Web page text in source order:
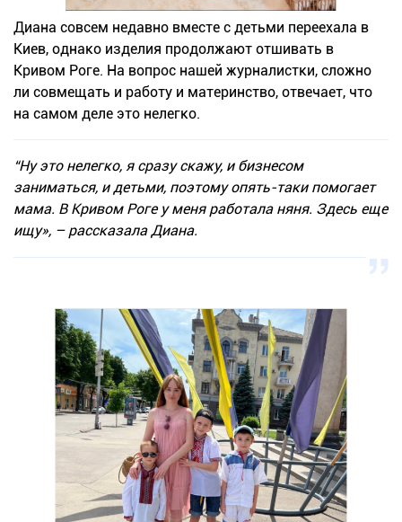
Диана совсем недавно вместе с детьми переехала в
Киев, однако изделия продолжают отшивать в
Кривом Роге. На вопрос нашей журналистки, сложно
ли совмещать и работу и материнство, отвечает, что
на самом деле это нелегко.
“Ну это нелегко, я сразу скажу, и бизнесом
заниматься, и детьми, поэтому опять-таки помогает
мама. В Кривом Роге у меня работала няня. Здесь еще
ищу», – рассказала Диана.